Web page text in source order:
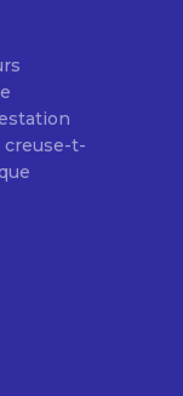
creuse-t-